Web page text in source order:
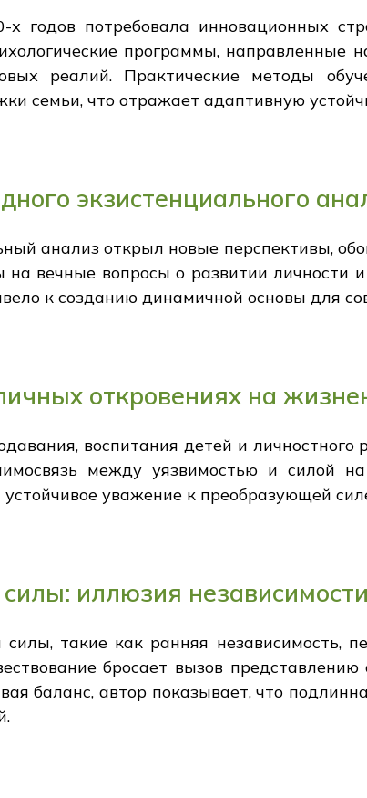
х годов потребовала инновационных
программы, направленные
реалий. Практические методы
семьи, что отражает адаптивную
экзистенциального
анализ открыл новые перспективы,
вечные вопросы о развитии личности
к созданию динамичной основы для
откровениях на
воспитания детей и личностного
между уязвимостью и силой
уважение к преобразующей
иллюзия
такие как ранняя независимость,
бросает вызов
баланс, автор показывает, что